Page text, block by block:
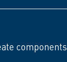
components